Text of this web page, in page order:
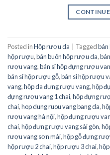
Posted inHộp rượu da | Taggedbán
hộp rượu,bán buôn hộp rượu da,
rượu vang,bán sỉ hộp đựng rượu
bán sỉ hộp rượu gỗ,bán sỉ hộp rượu
vang,hộp da đựng rượu vang,hộp
đựng rượu vang 1 chai,hộp đựng
chai,hop dung ruou vang bang da,
rượu vang hà nội,hộp đựng rượu
chai,hộp đựng rượu vang sài gòn,
rượu vang sơn mài,hộp gỗ đựng
hộp rượu 2 chai,hộp rượu 3 chai,